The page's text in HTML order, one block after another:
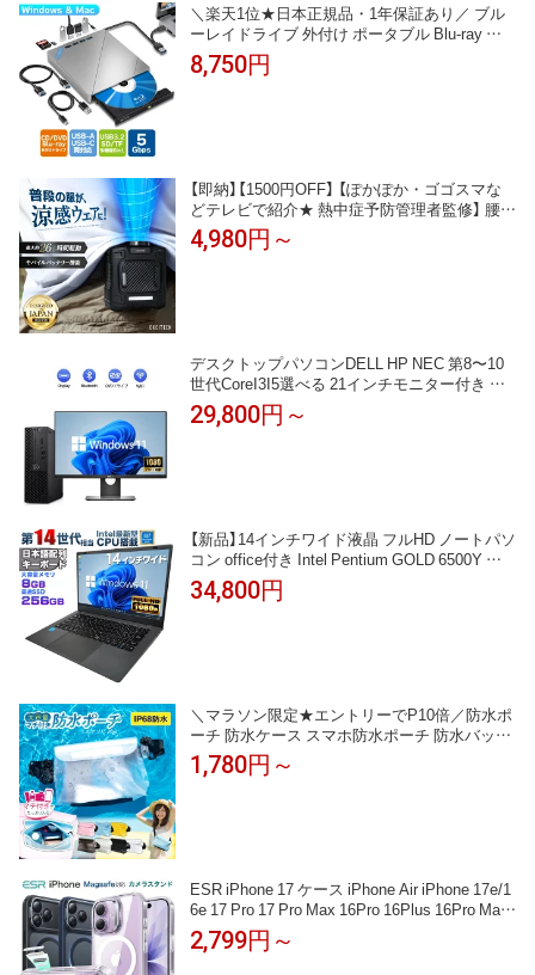
＼楽天1位★日本正規品・1年保証あり／ ブル
ーレイドライブ 外付け ポータブル Blu-ray デ
ィスクドライブ USB-A / USB-C ケーブル Wind
ows Mac対応 Type-C ブルーレイプレーヤー B
8,750円
【即納】【1500円OFF】 【ぽかぽか・ゴゴスマな
どテレビで紹介★ 熱中症予防管理者監修】 腰掛
けファン ベルトファン 冷却 Excitech エキサイ
テック 腰掛け扇風機 ウエストファン 携帯エア
4,980円～
デスクトップパソコンDELL HP NEC 第8〜10
世代CoreI3I5選べる 21インチモニター付き ア
ウトレット 新品SSD最大1TB メモリ32GB Win
dows11 office付き MicrosoftOffice2024選択可
29,800円～
【新品】14インチワイド液晶 フルHD ノートパソ
コン office付き Intel Pentium GOLD 6500Y メ
モリ8GB M.2 SATA SSD256GB USB3.0 HDMI
WEBカメラ Bluetooth 無線LAN Windows11 JIS
34,800円
＼マラソン限定★エントリーでP10倍／防水ポ
ーチ 防水ケース スマホ防水ポーチ 防水バッグ
IPX8 | 防水 腰 ウエストバッグ ボディ ショルダ
ー 肩掛け 首掛け バッグ iPhone16 iphone 16 洗
1,780円～
ESR iPhone 17 ケース iPhone Air iPhone 17e/1
6e 17 Pro 17 Pro Max 16Pro 16Plus 16Pro Max i
Phone 15 シリーズ カバー 隠しカメラスタンド
磁気ケース HaloLock付き MagSafeと互換性 透
2,799円～